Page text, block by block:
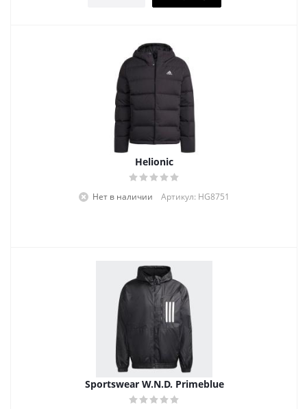
Helionic
Нет в наличии Артикул: HG8751
Sportswear W.N.D. Primeblue